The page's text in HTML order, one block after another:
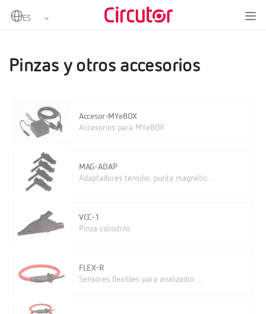
Home Medida y control
Analizadores de redes portátiles
Pinzas y otros accesorios
Accesor-MYeBOX
Accesorios para MYeBOX
MAG-ADAP
Adaptadores tensión, punta magnétic...
VCC-1
Pinza cocodrilo
FLEX-R
Sensores flexibles para analizador ...